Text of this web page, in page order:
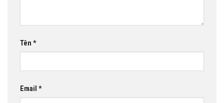
Tên *
Email *